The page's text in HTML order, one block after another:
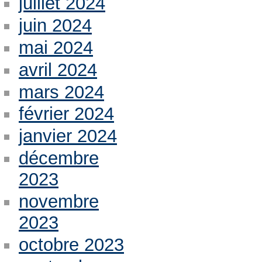
juin 2024
mai 2024
avril 2024
mars 2024
février 2024
janvier 2024
décembre
2023
novembre
2023
octobre 2023